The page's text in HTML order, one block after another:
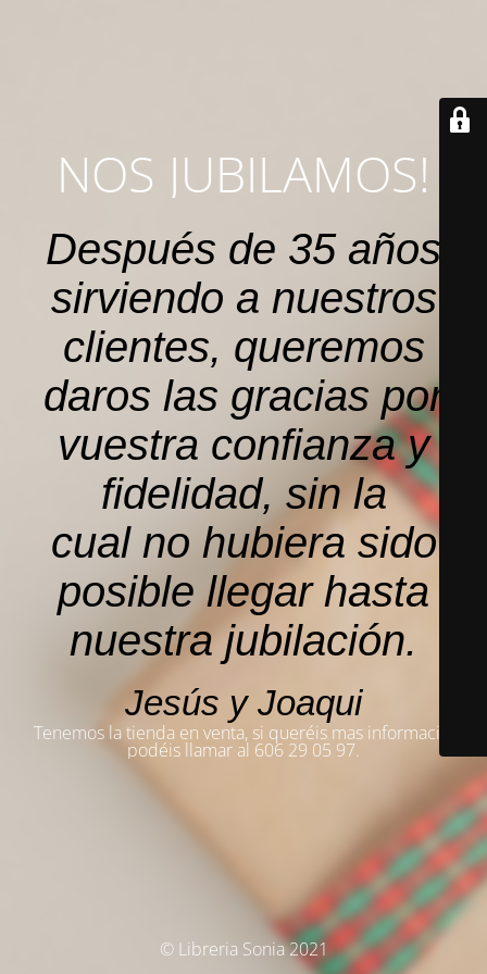
NOS JUBILAMOS!
Después de 35 años
sirviendo a nuestros
clientes, queremos
daros las gracias por
vuestra confianza y
fidelidad, sin la
cual no hubiera sido
posible llegar hasta
nuestra jubilación.
Jesús y Joaqui
Tenemos la tienda en venta, si queréis mas información,
podéis llamar al 606 29 05 97.
© Libreria Sonia 2021